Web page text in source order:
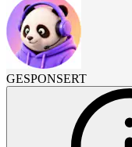
GESPONSERT